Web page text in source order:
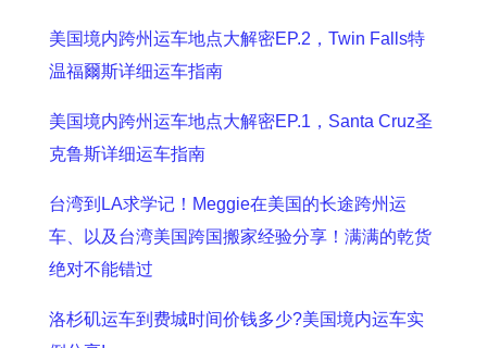
美国境内跨州运车地点大解密EP.2，Twin Falls特
温福爾斯详细运车指南
美国境内跨州运车地点大解密EP.1，Santa Cruz圣
克鲁斯详细运车指南
台湾到LA求学记！Meggie在美国的长途跨州运
车、以及台湾美国跨国搬家经验分享！满满的乾货
绝对不能错过
洛杉矶运车到费城时间价钱多少?美国境内运车实